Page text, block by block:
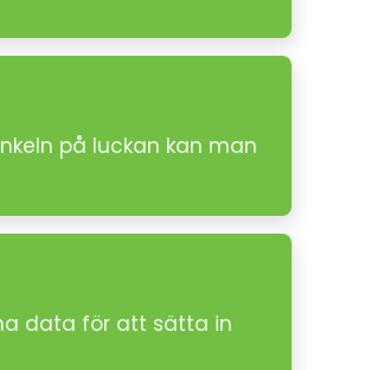
på luckan kan man
data för att sätta in